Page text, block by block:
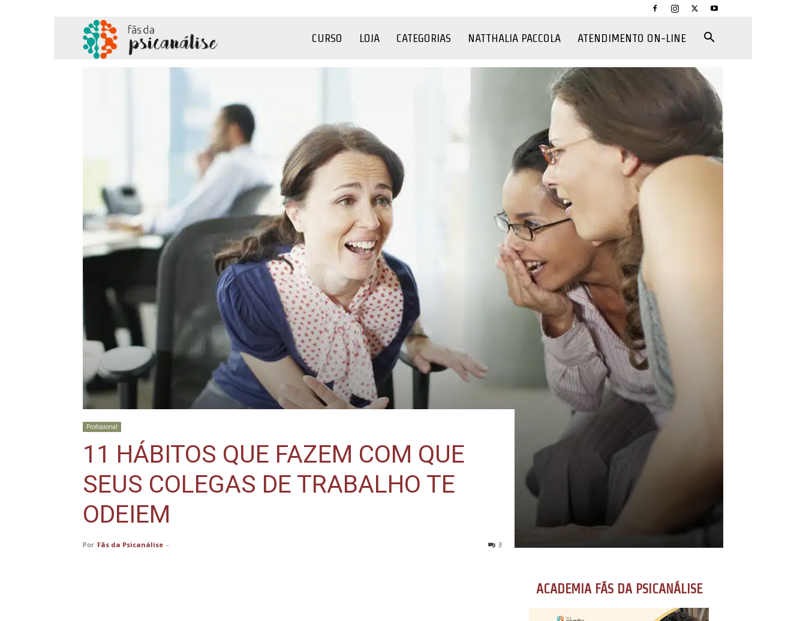
Psicanálise
CURSO LOJA CATEGORIAS NATTHALIA PACCOLA ATENDIMENTO ON-LINE
Profissional
11 HÁBITOS QUE FAZEM COM QUE
SEUS COLEGAS DE TRABALHO TE
ODEIEM
Por Fãs da Psicanálise - 3
ACADEMIA FÃS DA PSICANÁLISE